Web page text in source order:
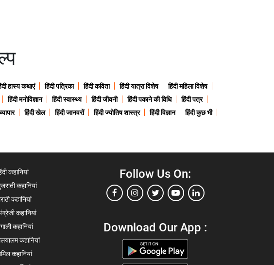
हास्य कथाएं हिंदी पत्रिका हिंदी कविता हिंदी यात्रा विशेष
हिंदी महिला विशेष
हिंदी मनोविज्ञान हिंदी स्वास्थ्य हिंदी जीवनी हिंदी पकाने की विधि
हिंदी पत्र
हिंदी खेल हिंदी जानवरों हिंदी ज्योतिष शास्त्र हिंदी विज्ञान
हिंदी कुछ भी
कहानियां
कहानियां
कहानियां
कहानियां
कहानियां
कहानियां
कहानियां
Follow Us On:
Download Our App :